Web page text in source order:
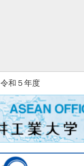
令和５年度